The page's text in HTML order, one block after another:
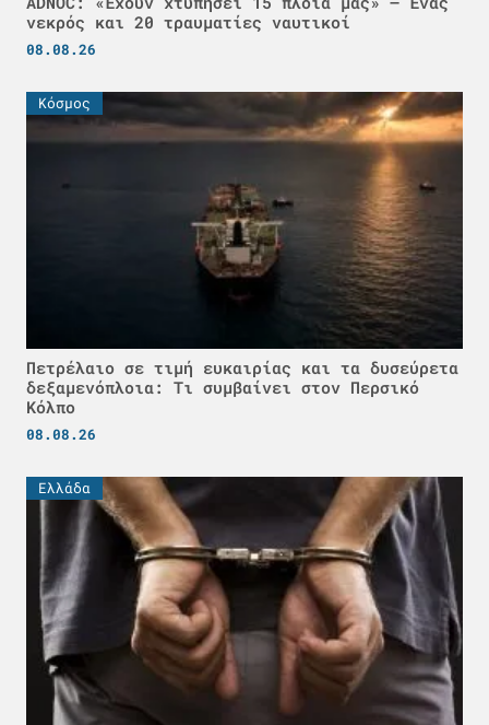
νεκρός και 20 τραυματίες ναυτικοί
08.08.26
Κόσμος
Πετρέλαιο σε τιμή ευκαιρίας και τα δυσεύρετα
δεξαμενόπλοια: Τι συμβαίνει στον Περσικό
Κόλπο
08.08.26
Ελλάδα